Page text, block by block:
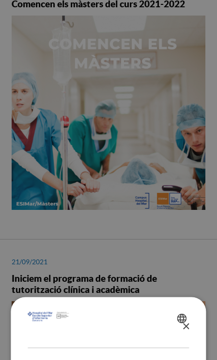
Comencen els màsters del curs 2021-2022
21/09/2021
Iniciem el programa de formació de
tutorització clínica i acadèmica
SPANISH
×